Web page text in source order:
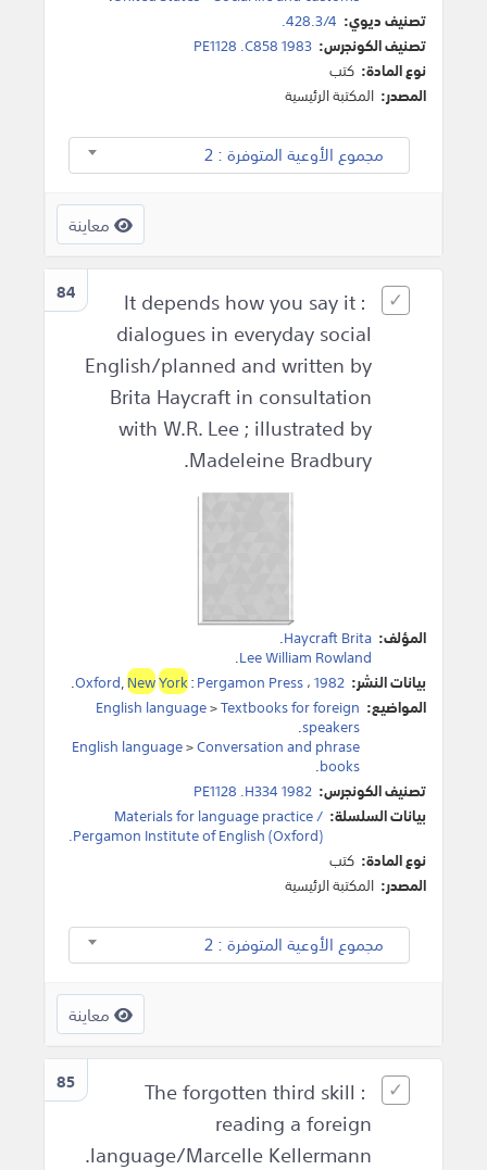
تصنيف ديوي: 428.3/4.
تصنيف الكونجرس: PE1128 .C858 1983
نوع المادة: كتب
المصدر: المكتبة الرئيسية
مجموع الأوعية المتوفرة : 2
معاينة
84
It depends how you say it :
dialogues in everyday social
English/planned and written by
Brita Haycraft in consultation
with W.R. Lee ; illustrated by
Madeleine Bradbury.
المؤلف: Haycraft Brita
.
Lee William Rowland
.
بيانات النشر:
Oxford,NewYork:Pergamon Press،1982
.
المواضيع:
English language>Textbooks for foreign
speakers
.
English language>Conversation and phrase
books
.
تصنيف الكونجرس: PE1128 .H334 1982
بيانات السلسلة: Materials for language practice /
Pergamon Institute of English (Oxford).
نوع المادة: كتب
المصدر: المكتبة الرئيسية
مجموع الأوعية المتوفرة : 2
معاينة
85
The forgotten third skill :
reading a foreign
language/Marcelle Kellermann.